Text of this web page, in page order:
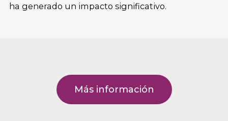
ha generado un impacto significativo.
Más información